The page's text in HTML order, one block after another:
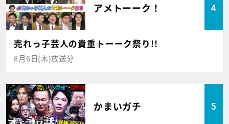
アメトーーク！ 4
売れっ子芸人の貴重トーーク祭り!!
8月6日(木)放送分
かまいガチ 5